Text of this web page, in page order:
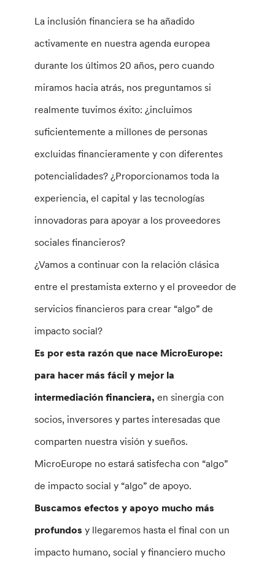
La inclusión financiera se ha añadido
activamente en nuestra agenda europea
durante los últimos 20 años, pero cuando
miramos hacia atrás, nos preguntamos si
realmente tuvimos éxito: ¿incluimos
suficientemente a millones de personas
excluidas financieramente y con diferentes
potencialidades? ¿Proporcionamos toda la
experiencia, el capital y las tecnologías
innovadoras para apoyar a los proveedores
sociales financieros?
¿Vamos a continuar con la relación clásica
entre el prestamista externo y el proveedor de
servicios financieros para crear “algo” de
impacto social?
Es por esta razón que nace MicroEurope:
para hacer más fácil y mejor la
intermediación financiera,en sinergia con
socios, inversores y partes interesadas que
comparten nuestra visión y sueños.
MicroEurope no estará satisfecha con “algo”
de impacto social y “algo” de apoyo.
Buscamos efectos y apoyo mucho más
profundos y llegaremos hasta el final con un
impacto humano, social y financiero mucho